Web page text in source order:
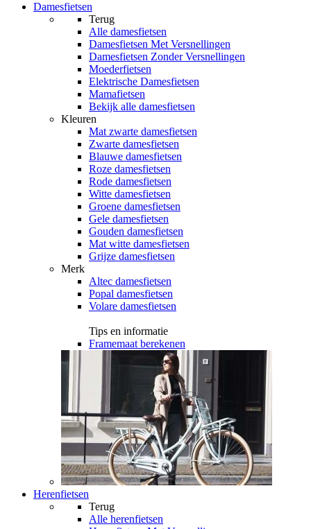
Damesfietsen
Terug
Alle damesfietsen
Damesfietsen Met Versnellingen
Damesfietsen Zonder Versnellingen
Moederfietsen
Elektrische Damesfietsen
Mamafietsen
Bekijk alle damesfietsen
Kleuren
Mat zwarte damesfietsen
Zwarte damesfietsen
Blauwe damesfietsen
Roze damesfietsen
Rode damesfietsen
Witte damesfietsen
Groene damesfietsen
Gele damesfietsen
Gouden damesfietsen
Mat witte damesfietsen
Grijze damesfietsen
Merk
Altec damesfietsen
Popal damesfietsen
Volare damesfietsen
Tips en informatie
Framemaat berekenen
Herenfietsen
Terug
Alle herenfietsen